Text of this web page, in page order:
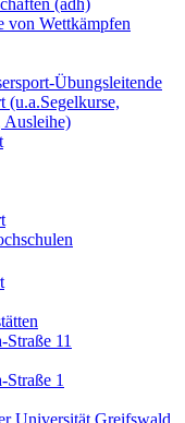
(adh)
von Wettkämpfen
Übungsleitende
(u.a.Segelkurse,
Ausleihe)
11
Straße 1
Universität Greifswald